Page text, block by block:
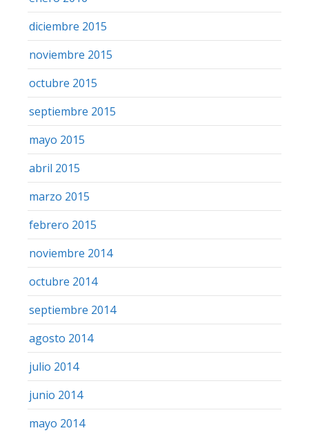
diciembre 2015
noviembre 2015
octubre 2015
septiembre 2015
mayo 2015
abril 2015
marzo 2015
febrero 2015
noviembre 2014
octubre 2014
septiembre 2014
agosto 2014
julio 2014
junio 2014
mayo 2014